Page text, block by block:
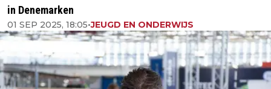
in Denemarken
01 SEP 2025, 18:05•JEUGD EN ONDERWIJS